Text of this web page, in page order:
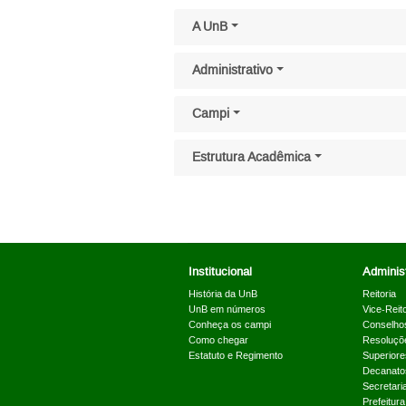
A UnB
Administrativo
Campi
Estrutura Acadêmica
Institucional
História da UnB
UnB em números
Conheça os campi
Como chegar
Estatuto e Regimento
Reitoria
Vice-